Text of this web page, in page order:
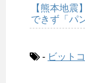
【熊本地
できず「パ
- ビット